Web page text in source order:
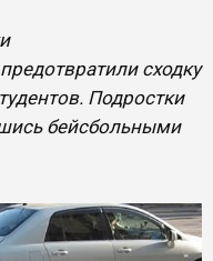
сходку
Подростки
бейсбольными